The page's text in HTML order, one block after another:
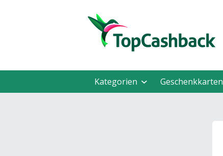
Kategorien Geschenkkarten